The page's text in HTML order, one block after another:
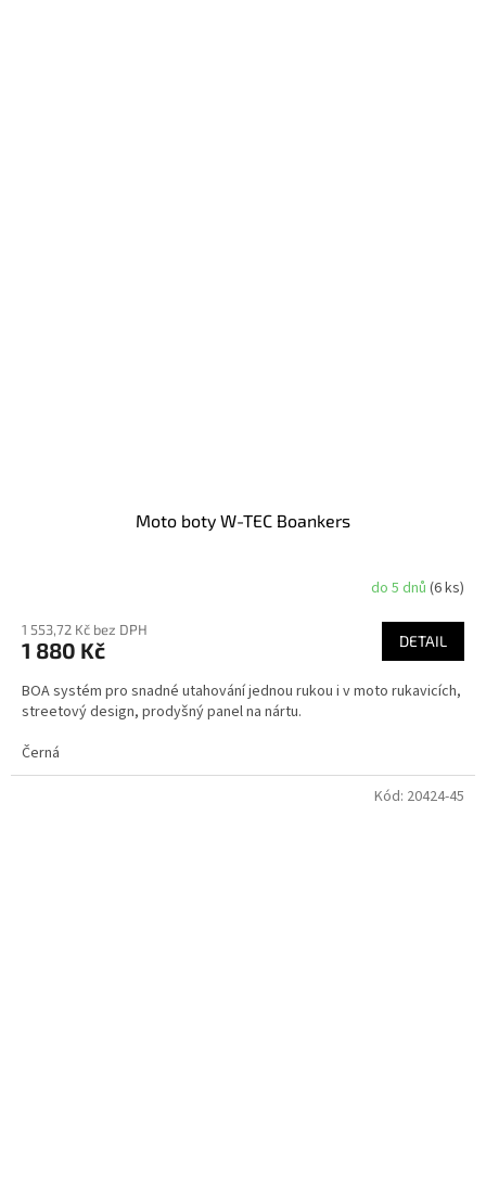
Moto boty W-TEC Boankers
do 5 dnů (6 ks)
1 553,72 Kč bez DPH
1 880 Kč DETAIL
BOA systém pro snadné utahování jednou rukou i v moto rukavicích,
streetový design, prodyšný panel na nártu.
Černá
Kód: 20424-45